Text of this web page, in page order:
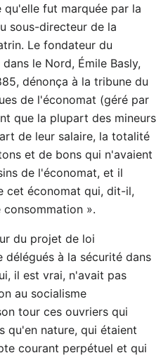
fut marquée par la
sous-directeur de la
Le fondateur du
le Nord, Émile Basly,
dénonça à la tribune du
de l'économat (géré par
que la plupart des mineurs
de leur salaire, la totalité
et de bons qui n'avaient
de l'économat, et il
cet économat qui, dit-il,
».
du projet de loi
à la sécurité dans
il est vrai, n'avait pas
au socialisme
tour ces ouvriers qui
qu'en nature, qui étaient
courant perpétuel et qui